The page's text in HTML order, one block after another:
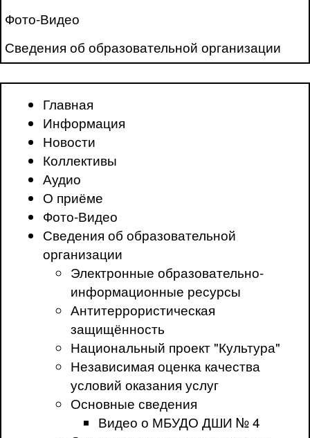
Фото-Видео
Сведения об образовательной организации
Главная
Информация
Новости
Коллективы
Аудио
О приёме
Фото-Видео
Сведения об образовательной
организации
Электронные образовательно-
информационные ресурсы
Антитеррористическая
защищённость
Национальный проект "Культура"
Независимая оценка качества
условий оказания услуг
Основные сведения
Видео о МБУДО ДШИ № 4